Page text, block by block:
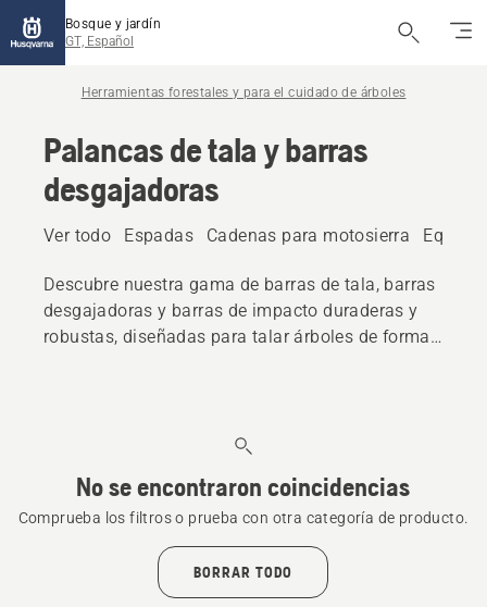
Bosque y jardín
GT, Español
Herramientas forestales y para el cuidado de árboles
Palancas de tala y barras
desgajadoras
Ver todo Espadas Cadenas para motosierra
Descubre nuestra gama de barras de tala, barras
desgajadoras y barras de impacto duraderas y
robustas, diseñadas para talar árboles de forma
No se encontraron coincidencias
Comprueba los filtros o prueba con otra categoría de producto.
BORRAR TODO